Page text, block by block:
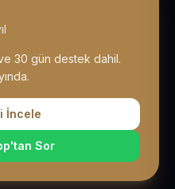
30 gün destek dahil.
İncele
Sor